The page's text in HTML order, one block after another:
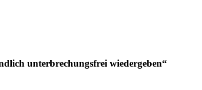
unterbrechungsfrei wiedergeben“